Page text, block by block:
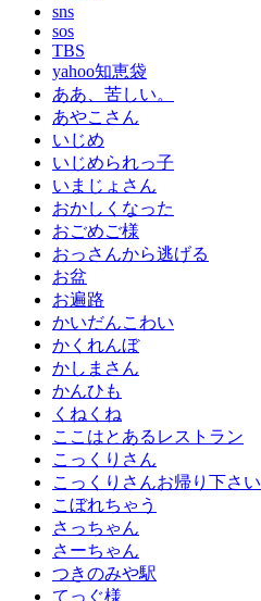
sns
sos
TBS
yahoo知恵袋
ああ、苦しい。
あやこさん
いじめ
いじめられっ子
いまじょさん
おかしくなった
おごめご様
おっさんから逃げる
お盆
お遍路
かいだんこわい
かくれんぼ
かしまさん
かんひも
くねくね
ここはとあるレストラン
こっくりさん
こっくりさんお帰り下さい
こぼれちゃう
さっちゃん
さーちゃん
つきのみや駅
てっぐ様